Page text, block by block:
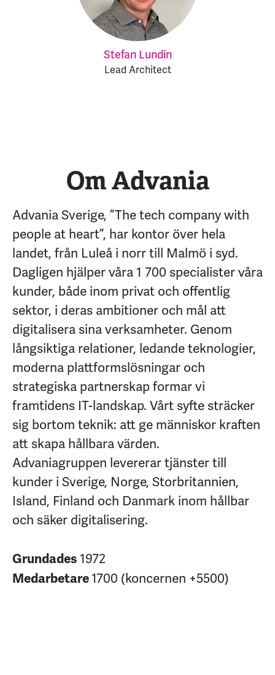
Stefan Lundin
Lead Architect
Om Advania
Advania Sverige, ”The tech company with
people at heart”, har kontor över hela
landet, från Luleå i norr till Malmö i syd.
Dagligen hjälper våra 1 700 specialister våra
kunder, både inom privat och offentlig
sektor, i deras ambitioner och mål att
digitalisera sina verksamheter. Genom
långsiktiga relationer, ledande teknologier,
moderna plattformslösningar och
strategiska partnerskap formar vi
framtidens IT-landskap. Vårt syfte sträcker
sig bortom teknik: att ge människor kraften
att skapa hållbara värden.
Advaniagruppen levererar tjänster till
kunder i Sverige, Norge, Storbritannien,
Island, Finland och Danmark inom hållbar
och säker digitalisering.
Grundades1972
Medarbetare1700 (koncernen +5500)